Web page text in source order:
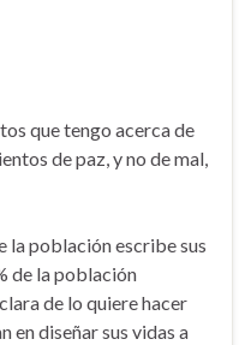
que tengo acerca de
de paz, y no de mal,
la población escribe sus
de la población
de lo quiere hacer
en diseñar sus vidas a